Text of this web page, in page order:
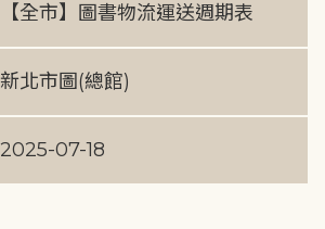
【全市】圖書物流運送週期表
新北市圖(總館)
2025-07-18